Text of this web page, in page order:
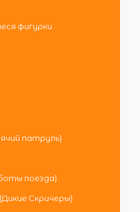
фигурки
патруль)
поезда)
Скричеры)